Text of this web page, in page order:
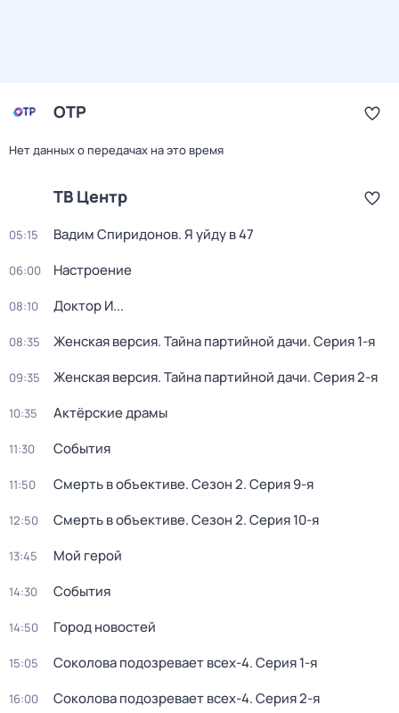
ОТР
Нет данных о передачах на это время
ТВ Центр
05:15 Вадим Спиридонов. Я уйду в 47
06:00 Настроение
08:10 Доктор И...
08:35 Женская версия. Тайна партийной дачи. Серия 1-я
09:35 Женская версия. Тайна партийной дачи. Серия 2-я
10:35 Актёрские драмы
11:30 События
11:50 Смерть в объективе. Сезон 2. Серия 9-я
12:50 Смерть в объективе. Сезон 2. Серия 10-я
13:45 Мой герой
14:30 События
14:50 Город новостей
15:05 Соколова подозревает всех-4. Серия 1-я
16:00 Соколова подозревает всех-4. Серия 2-я